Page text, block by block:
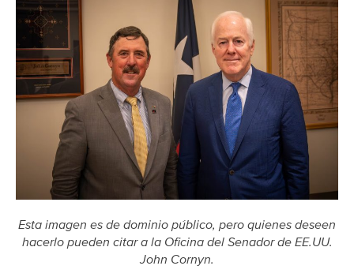
Esta imagen es de dominio público, pero quienes deseen
hacerlo pueden citar a la Oficina del Senador de EE.UU.
John Cornyn.